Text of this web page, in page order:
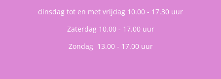
dinsdag tot en met vrijdag 10.00 - 17.30 uur
Zaterdag 10.00 - 17.00 uur
Zondag 13.00 - 17.00 uur